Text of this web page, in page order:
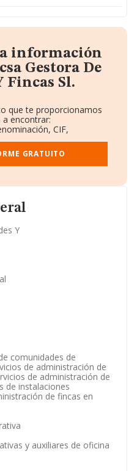
Y
comunidades de
de administración de
de administración de
de instalaciones
de fincas en
y auxiliares de oficina
información
Gestora De
Fincas Sl.
que te proporcionamos
a encontrar:
CIF,
(BORME).
y Empleados.
y Administradores.
sobre la empresa.
complementaria.
GRATUITO